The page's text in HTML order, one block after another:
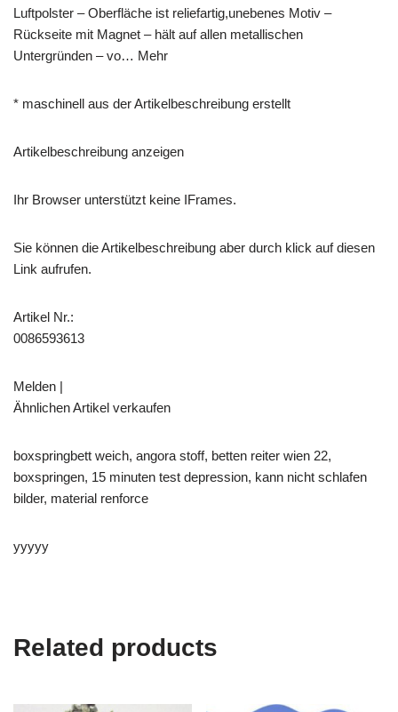
Luftpolster – Oberfläche ist reliefartig,unebenes Motiv –
Rückseite mit Magnet – hält auf allen metallischen
Untergründen – vo… Mehr
* maschinell aus der Artikelbeschreibung erstellt
Artikelbeschreibung anzeigen
Ihr Browser unterstützt keine IFrames.
Sie können die Artikelbeschreibung aber durch klick auf diesen
Link aufrufen.
Artikel Nr.:
0086593613
Melden |
Ähnlichen Artikel verkaufen
boxspringbett weich, angora stoff, betten reiter wien 22,
boxspringen, 15 minuten test depression, kann nicht schlafen
bilder, material renforce
yyyyy
Related products